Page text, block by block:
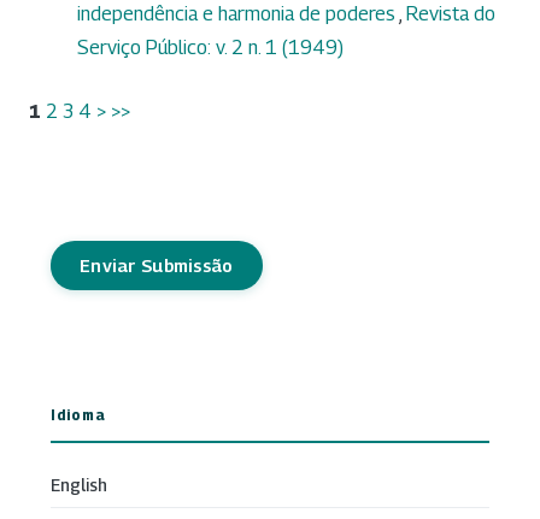
independência e harmonia de poderes Revista do
Serviço Público: v. 2 n. 1 (1949)
1 2 3 4 > >>
Enviar Submissão
Idioma
English